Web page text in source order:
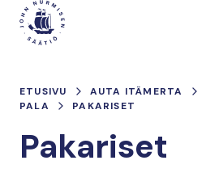
Hyppää
sisältöön
Päävalikko
ETUSIVU AUTA ITÄMERTA
PALA
PAKARISET
Pakariset